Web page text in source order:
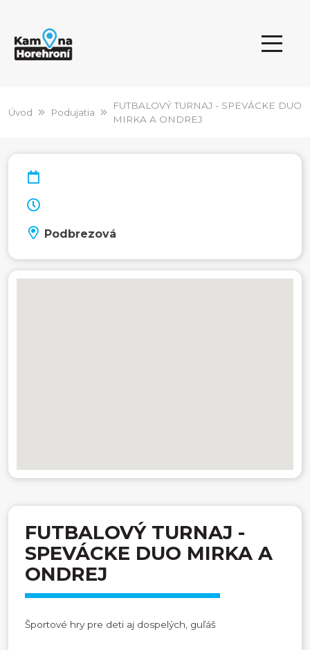
Úvod Podujatia
FUTBALOVÝ TURNAJ - SPEVÁCKE DUO
MIRKA A ONDREJ
Podbrezová
FUTBALOVÝ TURNAJ -
SPEVÁCKE DUO MIRKA A
ONDREJ
Športové hry pre deti aj dospelých, guľáš